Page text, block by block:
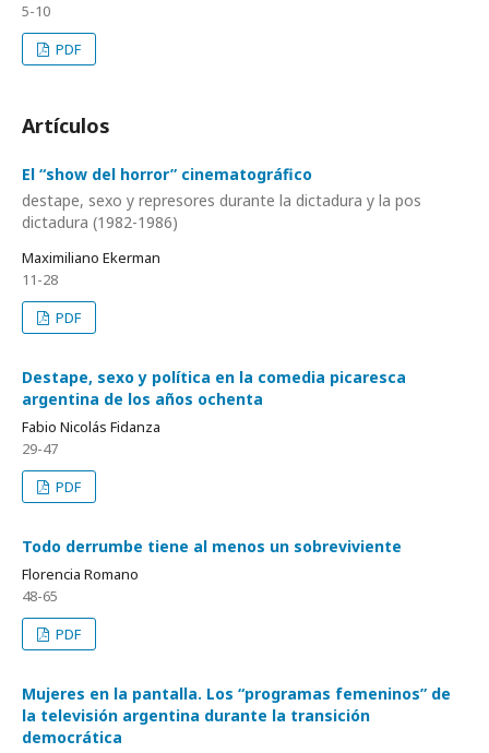
5-10
PDF
Artículos
El “show del horror” cinematográfico
destape, sexo y represores durante la dictadura y la pos
dictadura (1982-1986)
Maximiliano Ekerman
11-28
PDF
Destape, sexo y política en la comedia picaresca
argentina de los años ochenta
Fabio Nicolás Fidanza
29-47
PDF
Todo derrumbe tiene al menos un sobreviviente
Florencia Romano
48-65
PDF
Mujeres en la pantalla. Los “programas femeninos” de
la televisión argentina durante la transición
democrática